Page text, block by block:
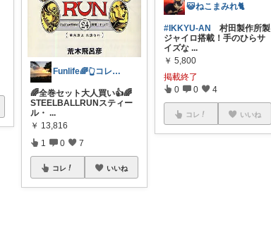
Funlife🌈👆コレ！大歓迎👍
🌈全巻セット大人買い👍🌈
STEELBALLRUNスティー
ル・ ...
￥ 13,816
1 0 7
コレ いいね
😺ねこまみれ🐈
#IKKYU-AN 村田製作所製
ジャイロ搭載！手のひらサ
イズな ...
￥ 5,800
掲載終了
0 0 4
コレ いいね